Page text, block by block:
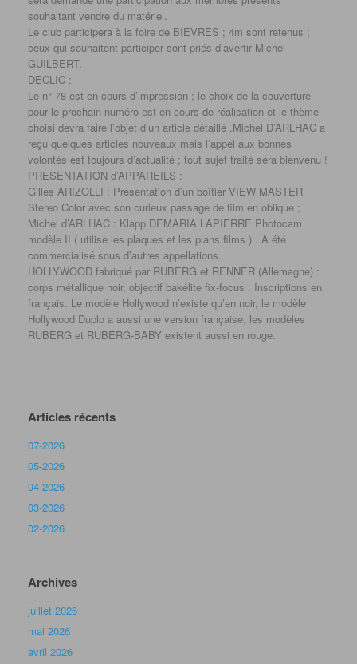
souhaitant vendre du matériel.
Le club participera à la foire de BIEVRES ; 4m sont retenus ;
ceux qui souhaitent participer sont priés d’avertir Michel
GUILBERT.
DECLIC :
Le n° 78 est en cours d’impression ; le choix de la couverture
pour le prochain numéro est en cours de réalisation et le thème
choisi devra faire l’objet d’un article détaillé .Michel D’ARLHAC a
reçu quelques articles nouveaux mais l’appel aux bonnes
volontés est toujours d’actualité ; tout sujet traité sera bienvenu !
PRESENTATION d’APPAREILS :
Gilles ARIZOLLI : Présentation d’un boîtier VIEW MASTER
Stereo Color avec son curieux passage de film en oblique ;
Michel d’ARLHAC : Klapp DEMARIA LAPIERRE Photocam
modèle II ( utilise les plaques et les plans films ) . A été
commercialisé sous d’autres appellations.
HOLLYWOOD fabriqué par RUBERG et RENNER (Allemagne) :
corps métallique noir, objectif bakélite fix-focus . Inscriptions en
français. Le modèle Hollywood n’existe qu’en noir, le modèle
Hollywood Duplo a aussi une version française, les modèles
RUBERG et RUBERG-BABY existent aussi en rouge.
Articles récents
07-2026
05-2026
04-2026
03-2026
02-2026
Archives
juillet 2026
mai 2026
avril 2026